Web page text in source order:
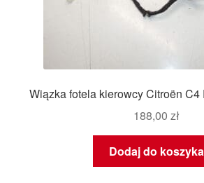
Wiązka fotela kierowcy Citroën
188,00 zł
Dodaj do koszyka